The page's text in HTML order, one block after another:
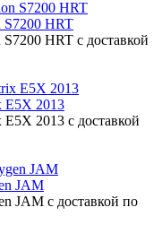
S7200 HRT
HRT с доставкой
E5X 2013
2013 с доставкой
JAM
JAM с доставкой по